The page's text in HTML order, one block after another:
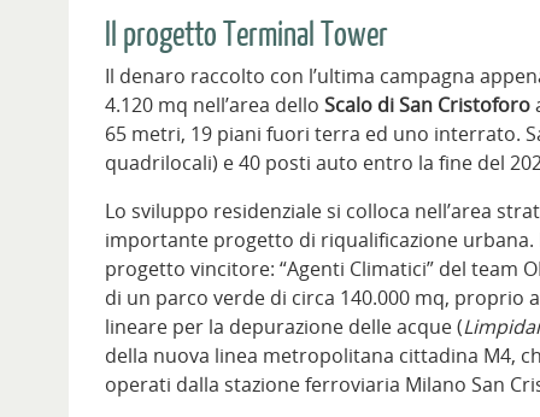
Il progetto Terminal Tower
Il denaro raccolto con l’ultima campagna
4.120 mq nell’area dello Scalo di San Cristoforo
65 metri, 19 piani fuori terra ed uno interrato.
quadrilocali) e 40 posti auto entro la fine del
Lo sviluppo residenziale si colloca nell’area
importante progetto di riqualificazione
progetto vincitore: “Agenti Climatici” del team
di un parco verde di circa 140.000 mq, proprio
lineare per la depurazione delle acque (
della nuova linea metropolitana cittadina M4,
operati dalla stazione ferroviaria Milano San